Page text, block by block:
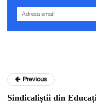
Previous
Sindicaliștii din